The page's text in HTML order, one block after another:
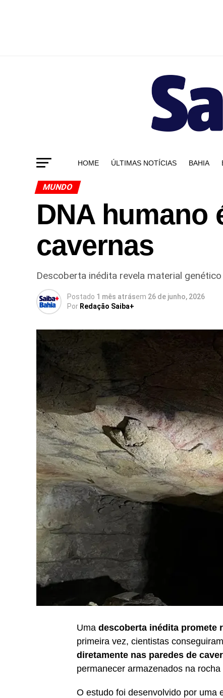
HOME ÚLTIMAS NOTÍCIAS BAHIA
MUNDO
DNA humano
cavernas
Descoberta inédita revela material
Postado 1 mês atrásem 26 de junho, 2026
Por Redação Saiba+
Uma descoberta inédita promete
primeira vez, cientistas conseguiram
diretamente nas paredes de
permanecer armazenados na
O estudo foi desenvolvido por uma